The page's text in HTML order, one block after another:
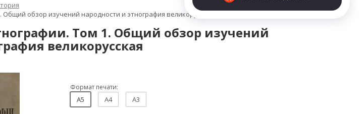
обзор изучений народности и этнография великорусская
Том 1. Общий обзор изучений
великорусская
Формат печати:
A5 A4 A3